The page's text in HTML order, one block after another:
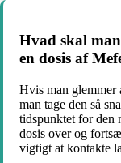
Hvad skal
en dosis af
Hvis man glemmer
man tage den så
tidspunktet for den
dosis over og
vigtigt at kontakte